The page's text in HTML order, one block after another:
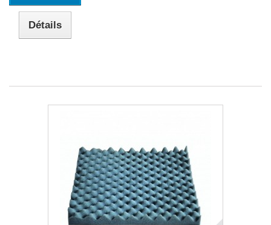
Détails